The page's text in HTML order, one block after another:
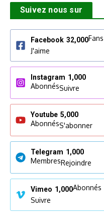
Suivez nous sur
Facebook 32,000Fans
J'aime
Instagram 1,000
AbonnésSuivre
Youtube 5,000
AbonnésS'abonner
Telegram 1,000
MembresRejoindre
Vimeo 1,000Abonnés
Suivre